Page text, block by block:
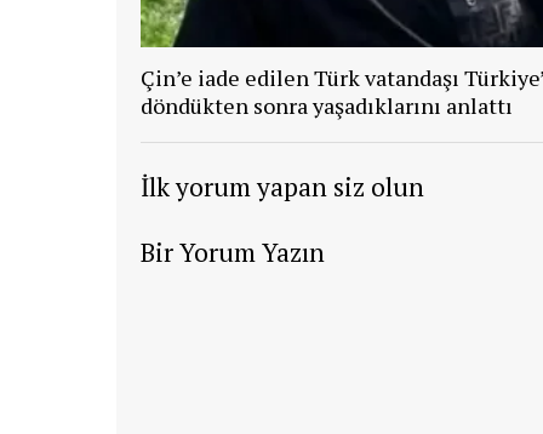
Çin’e iade edilen Türk vatandaşı
döndükten sonra yaşadıklarını anlattı
İlk yorum yapan siz olun
Bir Yorum Yazın